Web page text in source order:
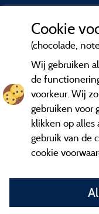
Cookie
(chocolade,
Wij gebruiken
de
voorkeur. Wij
gebruiken voor
klikken op alles
gebruik van de
cookie